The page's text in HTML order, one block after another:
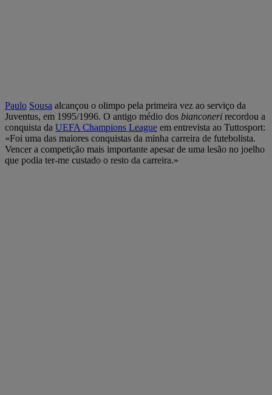
Paulo Sousa alcançou o olimpo pela primeira vez ao serviço da
Juventus, em 1995/1996. O antigo médio dos bianconeri recordou a
conquista da UEFA Champions League em entrevista ao Tuttosport:
«Foi uma das maiores conquistas da minha carreira de futebolista.
Vencer a competição mais importante apesar de uma lesão no joelho
que podia ter-me custado o resto da carreira.»